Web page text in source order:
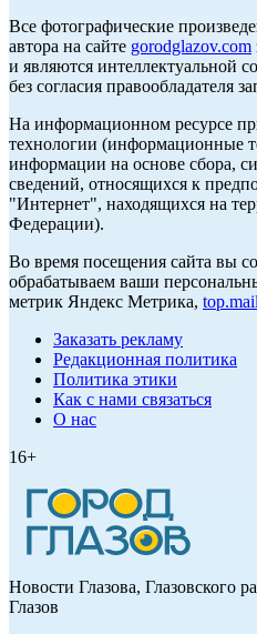
Все фотографические
автора на сайте gorodglazov.com
и являются интеллектуальной
без согласия правообладателя
На информационном ресурсе
технологии (информационные
информации на основе сбора,
сведений, относящихся к
"Интернет", находящихся на
Федерации).
Во время посещения сайта вы
обрабатываем ваши
метрик Яндекс Метрика,
Заказать рекламу
Редакционная политика
Политика этики
Как с нами связаться
О нас
16+
Новости Глазова, Глазовского
Глазов